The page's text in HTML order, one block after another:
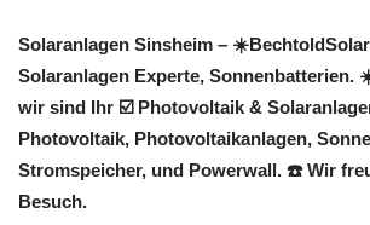
Solaranlagen Sinsheim –
Solaranlagen Experte, Sonnenbatterien.
wir sind Ihr ☑️ Photovoltaik &
Photovoltaik, Photovoltaikanlagen,
Stromspeicher, und Powerwall. ☎️ Wir
Besuch.